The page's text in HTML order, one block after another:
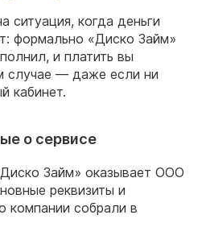
ситуация, когда деньги
формально «Диско Займ»
и платить вы
случае — даже если ни
кабинет.
о сервисе
Займ» оказывает ООО
реквизиты и
компании собрали в